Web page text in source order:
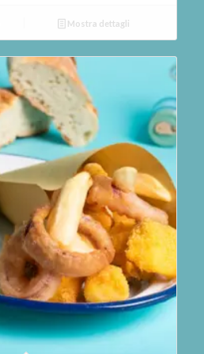
Mostra dettagli